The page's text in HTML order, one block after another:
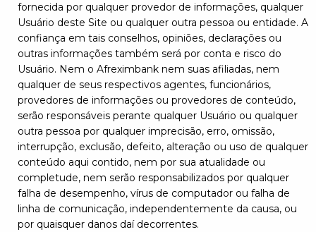
fornecida por qualquer provedor de informações, qualquer
Usuário deste Site ou qualquer outra pessoa ou entidade. A
confiança em tais conselhos, opiniões, declarações ou
outras informações também será por conta e risco do
Usuário. Nem o Afreximbank nem suas afiliadas, nem
qualquer de seus respectivos agentes, funcionários,
provedores de informações ou provedores de conteúdo,
serão responsáveis perante qualquer Usuário ou qualquer
outra pessoa por qualquer imprecisão, erro, omissão,
interrupção, exclusão, defeito, alteração ou uso de qualquer
conteúdo aqui contido, nem por sua atualidade ou
completude, nem serão responsabilizados por qualquer
falha de desempenho, vírus de computador ou falha de
linha de comunicação, independentemente da causa, ou
por quaisquer danos daí decorrentes.